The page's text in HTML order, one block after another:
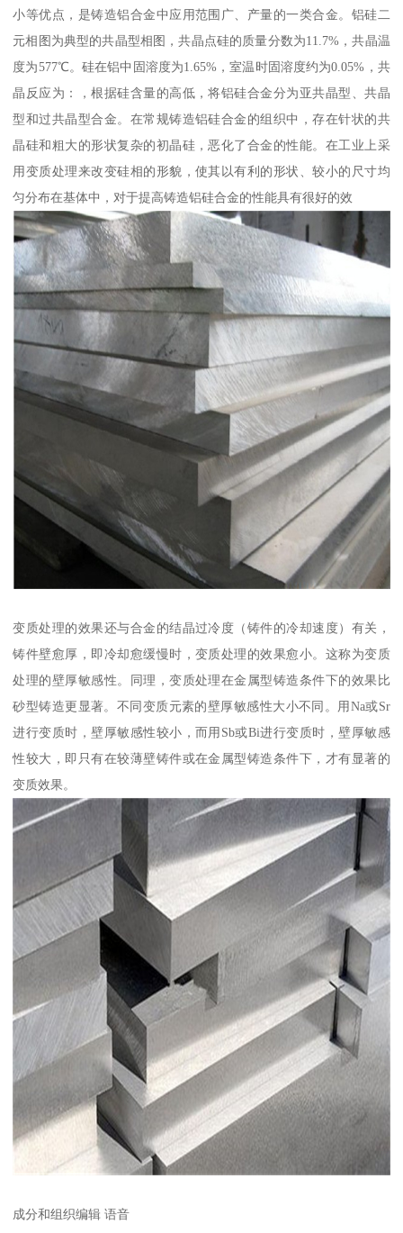
小等优点，是铸造铝合金中应用范围广、产量的一类合金。铝硅二
元相图为典型的共晶型相图，共晶点硅的质量分数为11.7%，共晶温
度为577℃。硅在铝中固溶度为1.65%，室温时固溶度约为0.05%，共
晶反应为：，根据硅含量的高低，将铝硅合金分为亚共晶型、共晶
型和过共晶型合金。在常规铸造铝硅合金的组织中，存在针状的共
晶硅和粗大的形状复杂的初晶硅，恶化了合金的性能。在工业上采
用变质处理来改变硅相的形貌，使其以有利的形状、较小的尺寸均
匀分布在基体中，对于提高铸造铝硅合金的性能具有很好的效
变质处理的效果还与合金的结晶过冷度（铸件的冷却速度）有关，
铸件壁愈厚，即冷却愈缓慢时，变质处理的效果愈小。这称为变质
处理的壁厚敏感性。同理，变质处理在金属型铸造条件下的效果比
砂型铸造更显著。不同变质元素的壁厚敏感性大小不同。用Na或Sr
进行变质时，壁厚敏感性较小，而用Sb或Bi进行变质时，壁厚敏感
性较大，即只有在较薄壁铸件或在金属型铸造条件下，才有显著的
变质效果。
成分和组织编辑 语音